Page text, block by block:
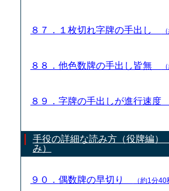
８７．１枚切れ字牌の手出し
８８．他色数牌の手出し皆無
８９．字牌の手出しが進行速度
手役の詳細な読み方（役牌編）
み）
９０．偶数牌の早切り （約1分40